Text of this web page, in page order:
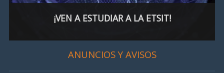
¡VEN A ESTUDIAR A LA ETSIT!
ANUNCIOS Y AVISOS